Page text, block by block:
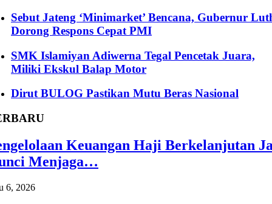
Sebut Jateng ‘Minimarket’ Bencana, Gubernur
Dorong Respons Cepat PMI
SMK Islamiyan Adiwerna Tegal Pencetak Juara,
Miliki Ekskul Balap Motor
Dirut BULOG Pastikan Mutu Beras Nasional
Keuangan Haji Berkelanjutan
Menjaga…
6, 2026